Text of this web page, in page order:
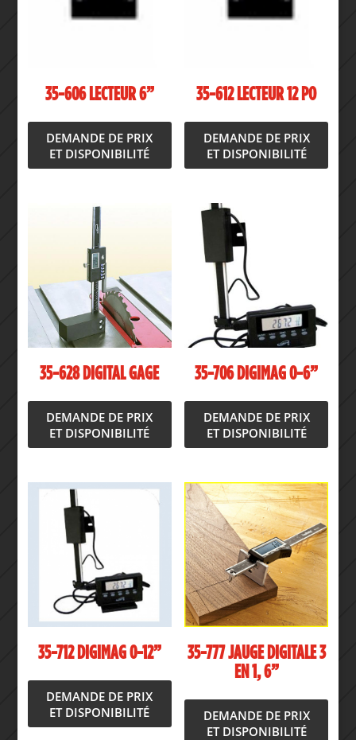
35-606 LECTEUR 6”
DEMANDE DE PRIX
ET DISPONIBILITÉ
35-612 LECTEUR 12 PO
DEMANDE DE PRIX
ET DISPONIBILITÉ
35-628 DIGITAL GAGE
DEMANDE DE PRIX
ET DISPONIBILITÉ
35-706 DIGIMAG 0-6”
DEMANDE DE PRIX
ET DISPONIBILITÉ
35-712 DIGIMAG 0-12”
DEMANDE DE PRIX
ET DISPONIBILITÉ
35-777 JAUGE DIGITALE 3
EN 1, 6”
DEMANDE DE PRIX
ET DISPONIBILITÉ